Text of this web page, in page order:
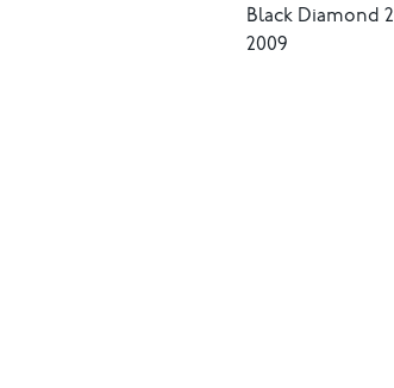
Black Diamond 2
2009